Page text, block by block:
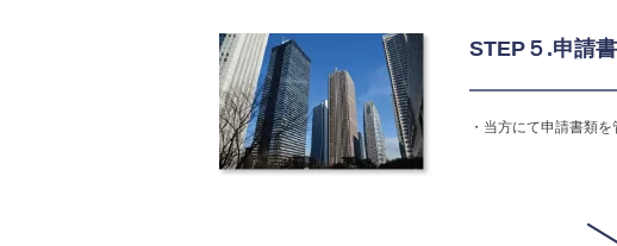
STEP５.申請
・当方にて申請書類